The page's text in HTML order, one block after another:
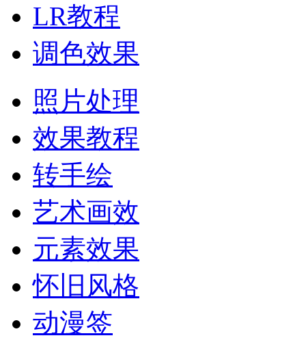
LR教程
调色效果
照片处理
效果教程
转手绘
艺术画效
元素效果
怀旧风格
动漫签